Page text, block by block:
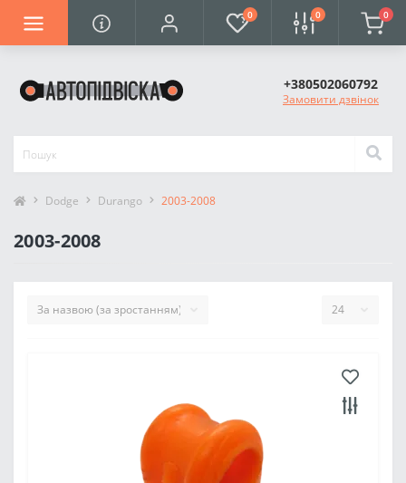
0 0 0
+380502060792
Замовити дзвінок
Dodge Durango 2003-2008
2003-2008